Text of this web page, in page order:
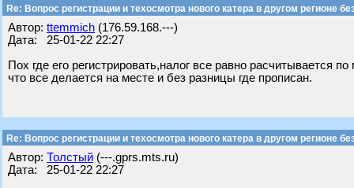
Re: Вопрос регистрации и техосмотра нового катера в другом регионе
Автор: ttemmich (176.59.168.---)
Дата: 25-01-22 22:27
Пох где его регистрировать,налог все равно расчитывается
что все делается на месте и без разницы где прописан.
Re: Вопрос регистрации и техосмотра нового катера в другом регионе
Автор: Толстый (---.gprs.mts.ru)
Дата: 25-01-22 22:27